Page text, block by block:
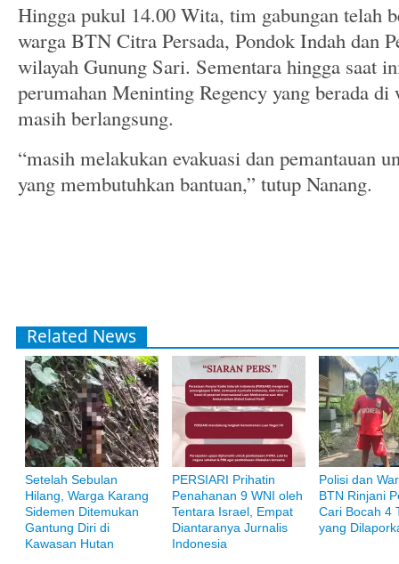
Hingga pukul 14.00 Wita, tim gabungan telah
warga BTN Citra Persada, Pondok Indah dan
wilayah Gunung Sari. Sementara hingga saat
perumahan Meninting Regency yang berada
masih berlangsung.
“masih melakukan evakuasi dan pemantauan
yang membutuhkan bantuan,” tutup Nanang.
Related News
Setelah Sebulan
Hilang, Warga Karang
Sidemen Ditemukan
Gantung Diri di
Kawasan Hutan
PERSIARI Prihatin
Penahanan 9 WNI oleh
Tentara Israel, Empat
Diantaranya Jurnalis
Indonesia
Polisi dan
BTN Rinjani
Cari Bocah 4
yang
Bank Muamalat
Raih ketenangan dengan akses yang luas di Bank Muamalat